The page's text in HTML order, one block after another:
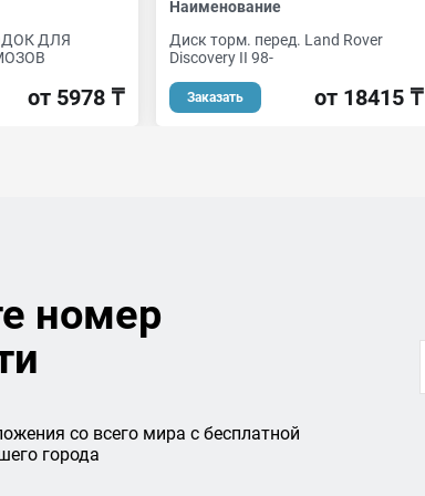
ДЛЯ
от 5978 ₸
Наименование
Диск торм. перед. Land Rover
Discovery II 98-
Заказать от 18415 ₸
номер
со всего мира с бесплатной
города